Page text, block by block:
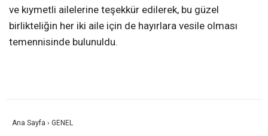
ve kıymetli ailelerine teşekkür edilerek, bu güzel
birlikteliğin her iki aile için de hayırlara vesile olması
temennisinde bulunuldu.
Ana Sayfa › GENEL